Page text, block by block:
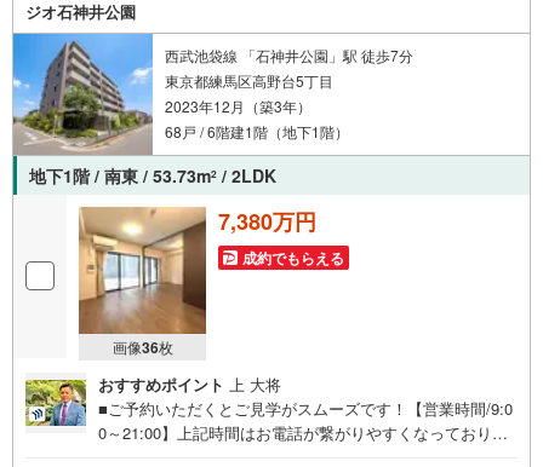
スマートに通勤し、休日は神田川沿いをお散歩……なんて
憧れの生活が叶います。現在居住中ですが、ご案内も可能
ですのでお気軽にお声がけください。
ジオ石神井公園
西武池袋線 「石神井公園」駅 徒歩7分
東京都練馬区高野台5丁目
2023年12月（築3年）
68戸 / 6階建1階（地下1階）
地下1階 / 南東 / 53.73m2 / 2LDK
画像36枚
7,380万円
成約でもらえる
おすすめポイント 上 大将
■ご予約いただくとご見学がスムーズです！【営業時間/9:0
0～21:00】上記時間はお電話が繋がりやすくなっておりま